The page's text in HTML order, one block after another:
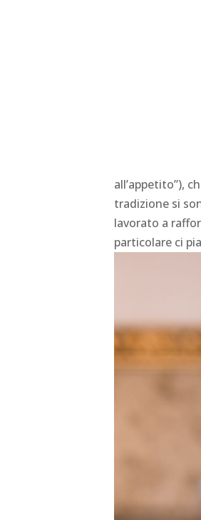
all’appetito”),
tradizione si
lavorato a
particolare ci